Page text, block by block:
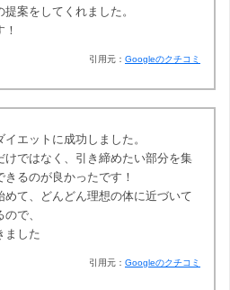
案をしてくれました。
引用元： Googleのクチコミ
エットに成功しました。
けではなく、引き締めたい部分を集
るのが良かったです！
めて、どんどん理想の体に近づいて
で、
ました
引用元： Googleのクチコミ